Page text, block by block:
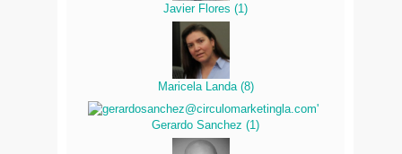
Javier Flores (1)
Maricela Landa (8)
Gerardo Sanchez (1)